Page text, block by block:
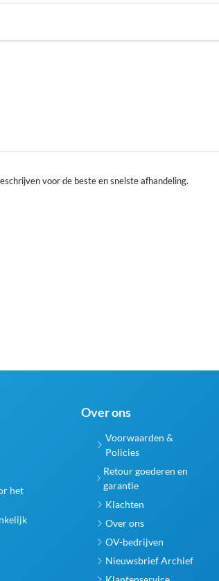
voor de beste en snelste afhandeling.
het
Over ons
Voorwaarden &
Policies
Retour goederen en
garantie
Klachten
Over ons
OV-bedrijven
Nieuwsbrief Archief